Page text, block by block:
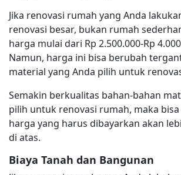
Jika renovasi rumah yang Anda
renovasi besar, bukan rumah
harga mulai dari Rp 2.500.000-Rp
Namun, harga ini bisa berubah
material yang Anda pilih untuk
Semakin berkualitas bahan-bahan
pilih untuk renovasi rumah, maka
harga yang harus dibayarkan akan
di atas.
Biaya Tanah dan Bangunan